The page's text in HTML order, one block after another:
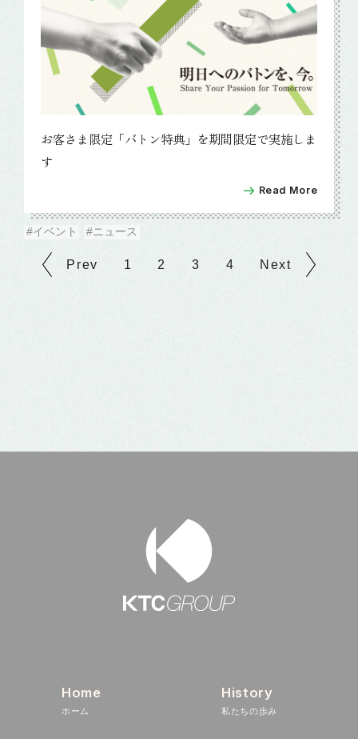
お客さま限定「バトン特典」を期間限定で実施しま
す
Read More
#イベント #ニュース
Prev 1 2 3 4 Next
Home
ホーム
History
私たちの歩み